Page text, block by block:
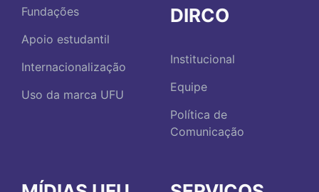
Fundações
Apoio estudantil
Internacionalização
Uso da marca UFU
DIRCO
Institucional
Equipe
Política de
Comunicação